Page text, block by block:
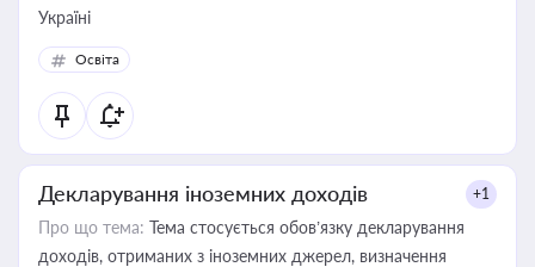
Україні
Освіта
Декларування іноземних доходів +1
Про що тема: Тема стосується обов’язку декларування
доходів, отриманих з іноземних джерел, визначення